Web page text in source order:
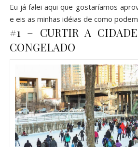
Eu já falei aqui que gostaríamos
e eis as minhas idéias de como
#1 – CURTIR A
CONGELADO